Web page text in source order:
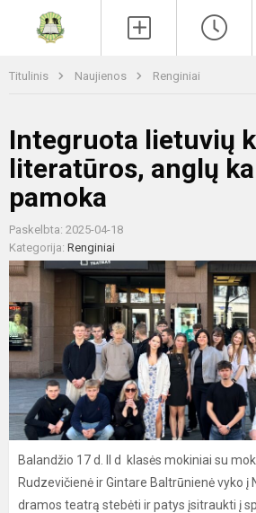
Titulinis Naujienos Renginiai
Integruota lietuvių
literatūros, anglų
pamoka
Paskelbta: 2025-04-18
Kategorija: Renginiai
Balandžio 17 d. II d klasės mokiniai su
Rudzevičienė ir Gintare Baltrūnienė vyko į
dramos teatrą stebėti ir patys įsitraukti į